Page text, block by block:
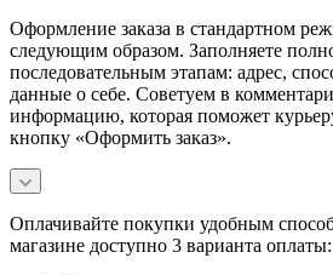
Оформление заказа в стандартном
следующим образом. Заполняете
последовательным этапам: адрес,
данные о себе. Советуем в
информацию, которая поможет
кнопку «Оформить заказ».
Оплачивайте покупки удобным
магазине доступно 3 варианта оплаты: